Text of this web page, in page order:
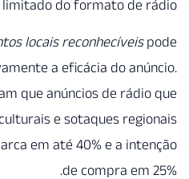
respeitando o tempo
A inclusão deelementos
aumentar
Pesquisas demonstram
incorporam referências
aumentam o recall da marca